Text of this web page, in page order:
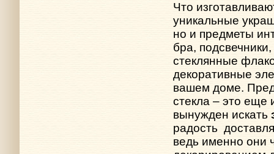
Что
уникальные
но и предметы
бра,
стеклянные
декоративные
вашем доме.
стекла – это еще
вынужден искать
радость
ведь именно они